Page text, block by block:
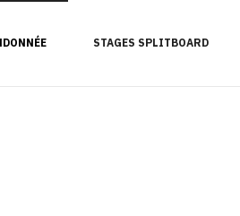
STAGES SPLITBOARD